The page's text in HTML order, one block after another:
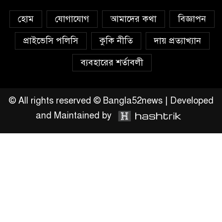
বাংলাদেশে বর্তমানে স্থিতিশীল
সরকার,প্রবাসীদের বিনিয়োগের
এখনই উপযুক্ত সময়
চাঁদপুরে মাটির নিচে গাঁজার ড্রাম,
হোম যোগাযোগ আমাদের কথা
বিজ্ঞাপন
প্রাইভেসি পলিসি
কুকি নীতি
দায় প্রত্যাখ্যান
ব্যবহারের শর্তাবলী
© All rights reserved © Bangla52news | Developed
and Maintained by